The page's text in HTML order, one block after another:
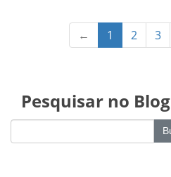
← 1 2 3
Pesquisar no Blog